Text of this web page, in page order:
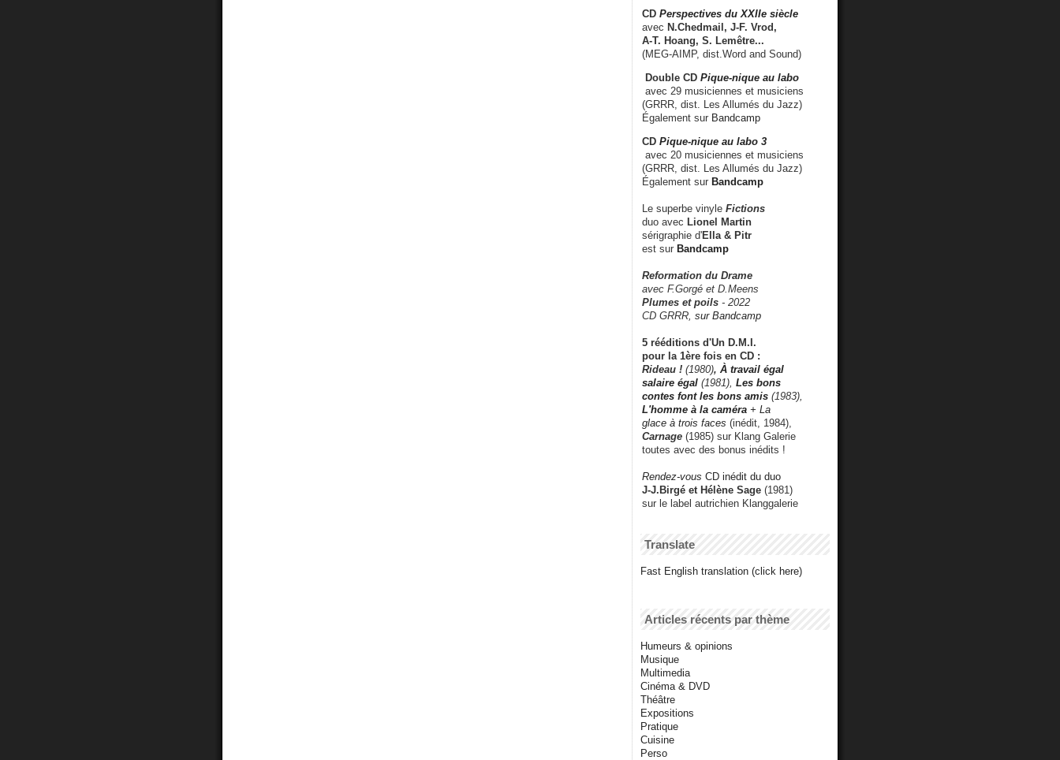
CD Perspectives du XXIIe siècle
avec N.Chedmail, J-F. Vrod,
A-T. Hoang, S. Lemêtre...
(MEG-AIMP, dist.Word and Sound)
Double CD Pique-nique au labo
avec 29 musiciennes et musiciens
(GRRR, dist. Les Allumés du Jazz)
Également sur Bandcamp
CD Pique-nique au labo 3
avec 20 musiciennes et musiciens
(GRRR, dist. Les Allumés du Jazz)
Également sur Bandcamp
Le superbe vinyle Fictions
duo avec Lionel Martin
sérigraphie d'Ella & Pitr
est sur Bandcamp
Reformation du Drame
avec F.Gorgé et D.Meens
Plumes et poils - 2022
CD GRRR, sur Bandcamp
5 rééditions d'Un D.M.I.
pour la 1ère fois en CD :
Rideau ! (1980), À travail égal
salaire égal (1981), Les bons
contes font les bons amis (1983),
L'homme à la caméra + La
glace à trois faces (inédit, 1984),
Carnage (1985) sur Klang Galerie
toutes avec des bonus inédits !
Rendez-vous CD inédit du duo
J-J.Birgé et Hélène Sage (1981)
sur le label autrichien Klanggalerie
Translate
Fast English translation (click here)
Articles récents par thème
Humeurs & opinions
Musique
Multimedia
Cinéma & DVD
Théâtre
Expositions
Pratique
Cuisine
Perso